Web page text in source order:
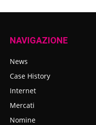
NAVIGAZIONE
News
Case History
Internet
Mercati
Nomine